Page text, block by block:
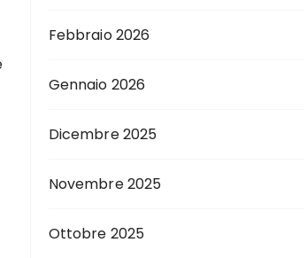
Febbraio 2026
Gennaio 2026
Dicembre 2025
Novembre 2025
Ottobre 2025